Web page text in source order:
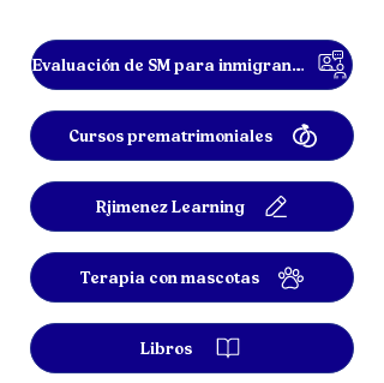
Evaluación de SM para inmigrantes
Cursos prematrimoniales
Rjimenez Learning
Terapia con mascotas
Libros